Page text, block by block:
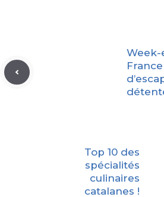
Week-
Top 10 des
spécialités
culinaires
catalanes !